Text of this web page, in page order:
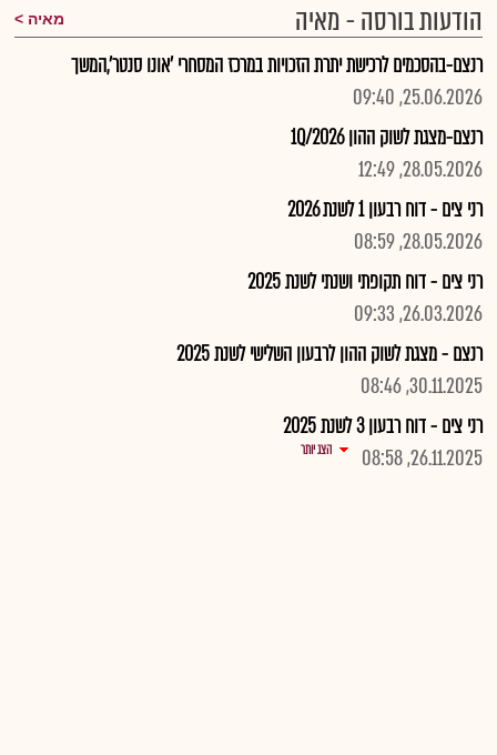
הודעות בורסה - מאיה מאיה
רנצם-בהסכמים לרכישת יתרת הזכויות במרכז המסחרי 'אונו סנטר',המשך
25.06.2026, 09:40
רנצם-מצגת לשוק ההון 1Q/2026
28.05.2026, 12:49
רני צים - דוח רבעון 1 לשנת 2026
28.05.2026, 08:59
רני צים - דוח תקופתי ושנתי לשנת 2025
26.03.2026, 09:33
רנצם - מצגת לשוק ההון לרבעון השלישי לשנת 2025
30.11.2025, 08:46
רני צים - דוח רבעון 3 לשנת 2025
26.11.2025, 08:58
הצג יותר